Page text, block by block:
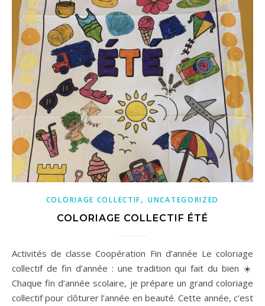
COLORIAGE COLLECTIF,UNCATEGORIZED
COLORIAGE COLLECTIF ÉTÉ
Activités de classe Coopération Fin d’année Le coloriage
collectif de fin d’année : une tradition qui fait du bien ☀️
Chaque fin d’année scolaire, je prépare un grand coloriage
collectif pour clôturer l’année en beauté. Cette année, c’est